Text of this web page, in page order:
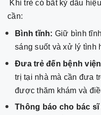
Khi trẻ có bất kỳ dấu
cần:
Bình tĩnh: Giữ bình
sáng suốt và xử lý tình
Đưa trẻ đến bệnh
trị tại nhà mà cần đưa
được thăm khám và
Thông báo cho bác